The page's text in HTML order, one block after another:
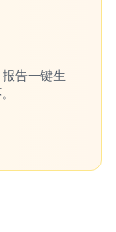
告一键生